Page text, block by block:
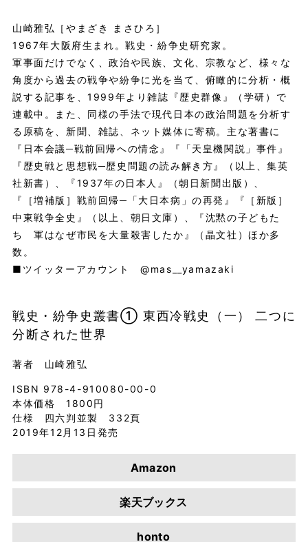
山崎雅弘［やまざき まさひろ］
1967年大阪府生まれ。戦史・紛争史研究家。
軍事面だけでなく、政治や民族、文化、宗教など、様々な
角度から過去の戦争や紛争に光を当て、俯瞰的に分析・概
説する記事を、1999年より雑誌『歴史群像』（学研）で
連載中。また、同様の手法で現代日本の政治問題を分析す
る原稿を、新聞、雑誌、ネット媒体に寄稿。主な著書に
『日本会議─戦前回帰への情念』『「天皇機関説」事件』
『歴史戦と思想戦─歴史問題の読み解き方』（以上、集英
社新書）、『1937年の日本人』（朝日新聞出版）、
『［増補版］戦前回帰─「大日本病」の再発』『［新版］
中東戦争全史』（以上、朝日文庫）、『沈黙の子どもた
ち 軍はなぜ市民を大量殺害したか』（晶文社）ほか多
数。
■ツイッターアカウント @mas__yamazaki
戦史・紛争史叢書① 東西冷戦史（一） 二つに
分断された世界
著者 山崎雅弘
ISBN 978-4-910080-00-0
本体価格 1800円
仕様 四六判並製 332頁
2019年12月13日発売
Amazon
楽天ブックス
honto